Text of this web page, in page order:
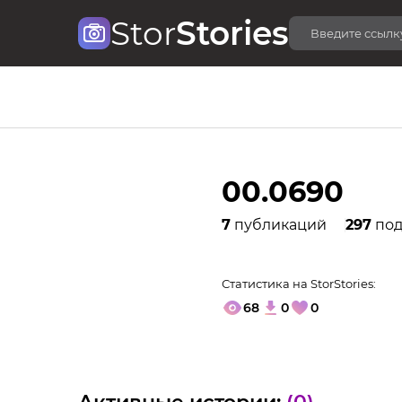
StorStories
00.0690
7 публикаций 297
Статистика на StorStories:
68 0 0